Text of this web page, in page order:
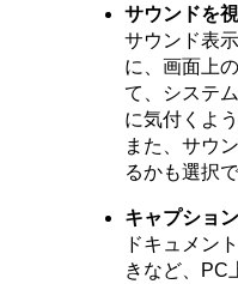
サウンドを
サウンド表
に、画面上
て、システ
に気付くよ
また、サウ
るかも選択
キャプショ
ドキュメン
きなど、PC